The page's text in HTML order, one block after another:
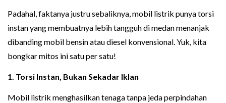
Padahal, faktanya justru sebaliknya, mobil listrik punya torsi
instan yang membuatnya lebih tangguh di medan menanjak
dibanding mobil bensin atau diesel konvensional. Yuk, kita
bongkar mitos ini satu per satu!
1. Torsi Instan, Bukan Sekadar Iklan
Mobil listrik menghasilkan tenaga tanpa jeda perpindahan